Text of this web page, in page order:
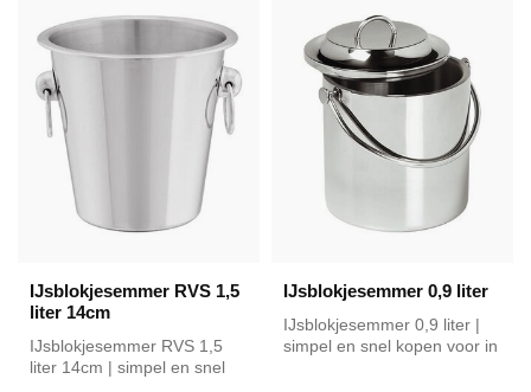
IJsblokjesemmer RVS 1,5
liter 14cm
IJsblokjesemmer RVS 1,5
liter 14cm | simpel en snel
IJsblokjesemmer 0,9 liter
IJsblokjesemmer 0,9 liter |
simpel en snel kopen voor in